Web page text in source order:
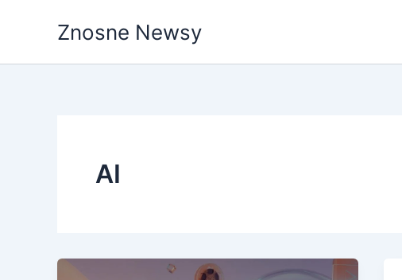
Znosne Newsy
AI